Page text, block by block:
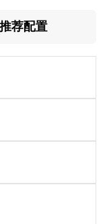
持。从满爆玻
道各个职业和他
游玩都是全新
是追求极限输出
略大师，《制杖
出一片天，用你
杖少女”的真正实
推荐配置